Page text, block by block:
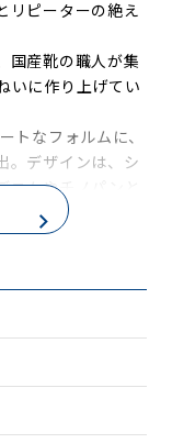
リピーターの絶え
国産靴の職人が集
いに作り上げてい
トなフォルムに、
。デザインは、シ
ニムやチノパンと
シューズです。
シューズは、お仕